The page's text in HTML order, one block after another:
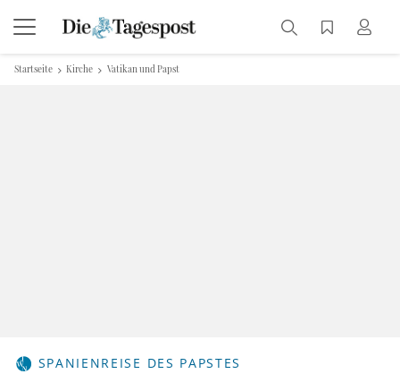
Startseite Kirche Vatikan und Papst
SPANIENREISE DES PAPSTES